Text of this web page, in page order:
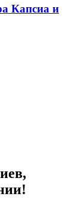
Капсиа и